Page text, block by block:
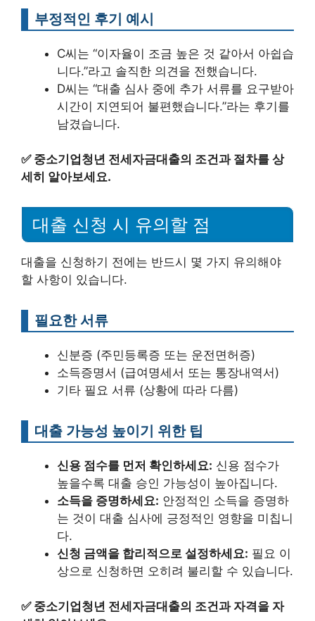
부정적인 후기 예시
C씨는 “이자율이 조금 높은 것 같아서 아쉽습
니다.”라고 솔직한 의견을 전했습니다.
D씨는 “대출 심사 중에 추가 서류를 요구받아
시간이 지연되어 불편했습니다.”라는 후기를
남겼습니다.
✅ 중소기업청년 전세자금대출의 조건과 절차를 상
세히 알아보세요.
대출 신청 시 유의할 점
대출을 신청하기 전에는 반드시 몇 가지 유의해야
할 사항이 있습니다.
필요한 서류
신분증 (주민등록증 또는 운전면허증)
소득증명서 (급여명세서 또는 통장내역서)
기타 필요 서류 (상황에 따라 다름)
대출 가능성 높이기 위한 팁
신용 점수를 먼저 확인하세요: 신용 점수가
높을수록 대출 승인 가능성이 높아집니다.
소득을 증명하세요: 안정적인 소득을 증명하
는 것이 대출 심사에 긍정적인 영향을 미칩니
다.
신청 금액을 합리적으로 설정하세요: 필요 이
상으로 신청하면 오히려 불리할 수 있습니다.
✅ 중소기업청년 전세자금대출의 조건과 자격을 자